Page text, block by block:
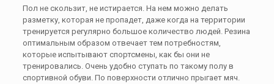
Пол не скользит, не истирается. На нем можно делать
разметку, которая не пропадет, даже когда на территории
тренируется регулярно большое количество людей. Резина
оптимальным образом отвечает тем потребностям,
которые испытывают спортсмены, как бы они не
тренировались. Очень удобно ступать по такому полу в
спортивной обуви. По поверхности отлично прыгает мяч.